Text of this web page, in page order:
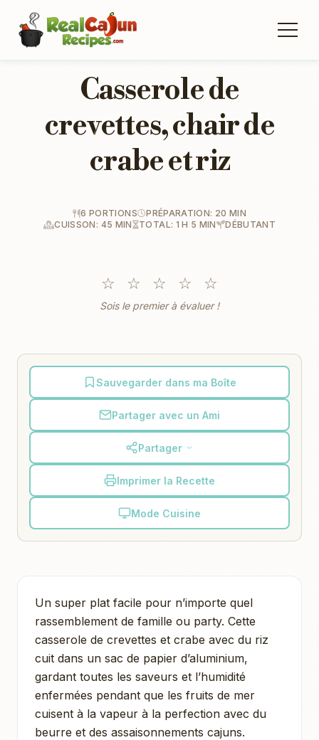
Casserole de
crevettes, chair de
crabe et riz
6 PORTIONS
PRÉPARATION: 20 MIN
CUISSON: 45 MIN
TOTAL: 1 H 5 MIN DÉBUTANT
☆ ☆ ☆ ☆ ☆
Sois le premier à évaluer !
Sauvegarder dans ma Boîte
Partager avec un Ami
Partager
Imprimer la Recette
Mode Cuisine
Un super plat facile pour n’importe quel
rassemblement de famille ou party. Cette
casserole de crevettes et crabe avec du riz
cuit dans un sac de papier d’aluminium,
gardant toutes les saveurs et l’humidité
enfermées pendant que les fruits de mer
cuisent à la vapeur à la perfection avec du
beurre et des assaisonnements cajuns.